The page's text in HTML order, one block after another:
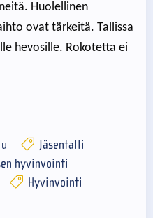
Huolellinen
ovat tärkeitä. Tallissa
hevosille. Rokotetta ei
Jäsentalli
hyvinvointi
Hyvinvointi